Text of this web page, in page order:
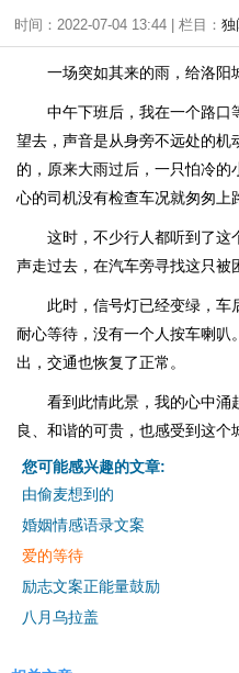
时间：2022-07-04 13:44 | 栏目： 独
一场突如其来的雨，给洛阳
中午下班后，我在一个路口
望去，声音是从身旁不远处的机
的，原来大雨过后，一只怕冷的
心的司机没有检查车况就匆匆上
这时，不少行人都听到了这
声走过去，在汽车旁寻找这只被
此时，信号灯已经变绿，车
耐心等待，没有一个人按车喇叭
出，交通也恢复了正常。
看到此情此景，我的心中涌
良、和谐的可贵，也感受到这个
您可能感兴趣的文章:
由偷麦想到的
婚姻情感语录文案
爱的等待
励志文案正能量鼓励
八月乌拉盖